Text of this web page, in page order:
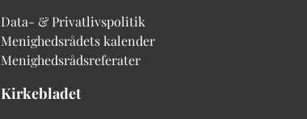
Data- & Privatlivspolitik
Menighedsrådets kalender
Menighedsrådsreferater
Kirkebladet